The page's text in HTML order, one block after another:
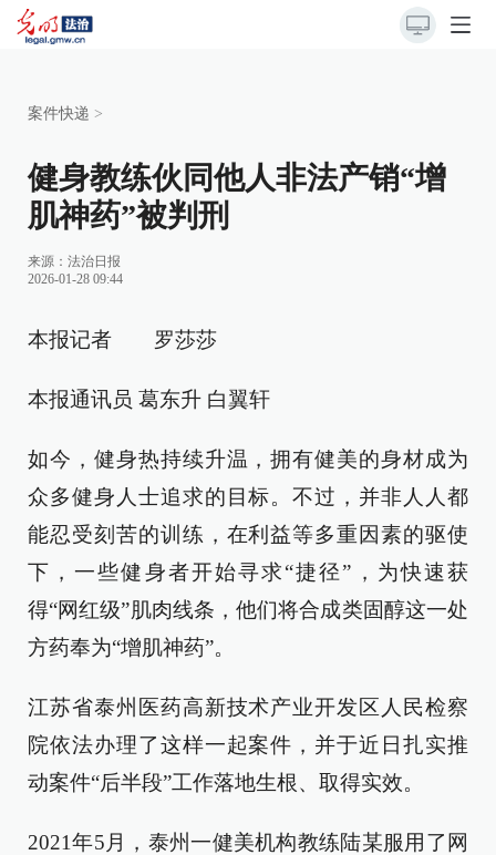
案件快递 >
健身教练伙同他人非法产销“增
肌神药”被判刑
来源： 法治日报
2026-01-28 09:44
本报记者 罗莎莎
本报通讯员 葛东升 白翼轩
如今，健身热持续升温，拥有健美的身材成为
众多健身人士追求的目标。不过，并非人人都
能忍受刻苦的训练，在利益等多重因素的驱使
下，一些健身者开始寻求“捷径”，为快速获
得“网红级”肌肉线条，他们将合成类固醇这一处
方药奉为“增肌神药”。
江苏省泰州医药高新技术产业开发区人民检察
院依法办理了这样一起案件，并于近日扎实推
动案件“后半段”工作落地生根、取得实效。
2021年5月，泰州一健美机构教练陆某服用了网